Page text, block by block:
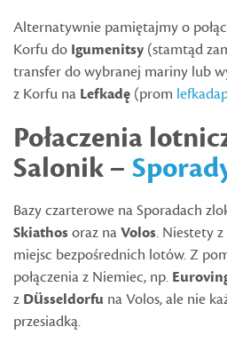
Alternatywnie pamiętajmy o
Korfu do Igumenitsy (stamtąd
transfer do wybranej mariny lub
z Korfu na Lefkadę (prom
Połaczenia
Salonik –
Bazy czarterowe na Sporadach
Skiathosoraz naVolos. Niestety
miejsc bezpośrednich lotów. Z
połączenia z Niemiec, np.
z Düsseldorfu na Volos, ale nie
przesiadką.